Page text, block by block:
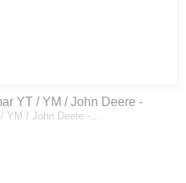
YT / YM / John Deere -
YM / John Deere -…